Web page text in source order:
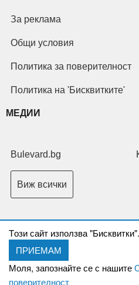
Tози сайт използва "Бисквитки".
ПРИЕМАМ
Моля, запознайте се с нашите
поверителност
За реклама
Общи условия
Политика за поверителност
Политика на 'Бисквитките'
МЕДИИ
Bulevard.bg
Виж всички
Copyright © 2026 Ксениум